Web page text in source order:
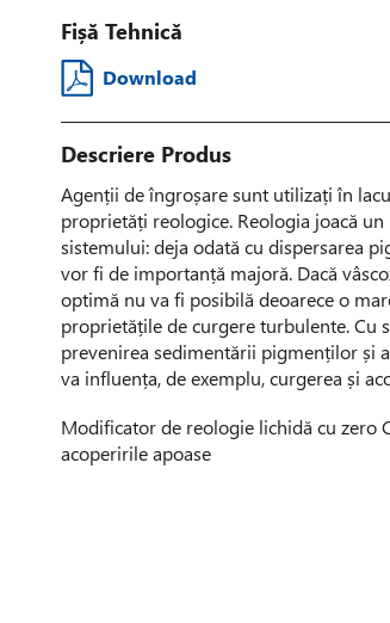
Fișă Tehnică
Download
Descriere Produs
Agenții de îngroșare sunt utilizați în
proprietăți reologice. Reologia joacă
sistemului: deja odată cu dispersarea
vor fi de importanță majoră. Dacă
optimă nu va fi posibilă deoarece o
proprietățile de curgere turbulente. Cu
prevenirea sedimentării pigmenților și
va influența, de exemplu, curgerea și
Modificator de reologie lichidă cu zero
acoperirile apoase